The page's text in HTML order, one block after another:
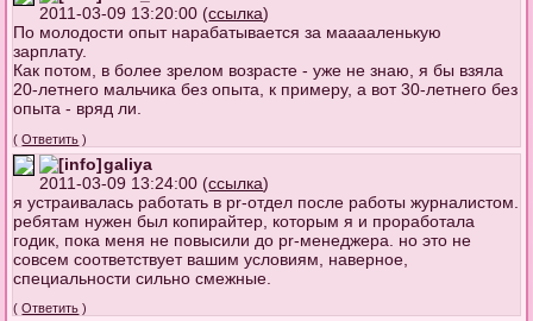
2011-03-09 13:20:00 (ссылка)
По молодости опыт нарабатывается за мааааленькую
зарплату.
Как потом, в более зрелом возрасте - уже не знаю, я бы взяла
20-летнего мальчика без опыта, к примеру, а вот 30-летнего без
опыта - вряд ли.
(Ответить )
galiya
2011-03-09 13:24:00 (ссылка)
я устраивалась работать в pr-отдел после работы журналистом.
ребятам нужен был копирайтер, которым я и проработала
годик, пока меня не повысили до pr-менеджера. но это не
совсем соответствует вашим условиям, наверное,
специальности сильно смежные.
(Ответить )